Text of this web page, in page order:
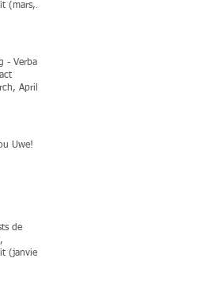
(mars,
- Verbal,
April
Uwe!
de
(janvier,